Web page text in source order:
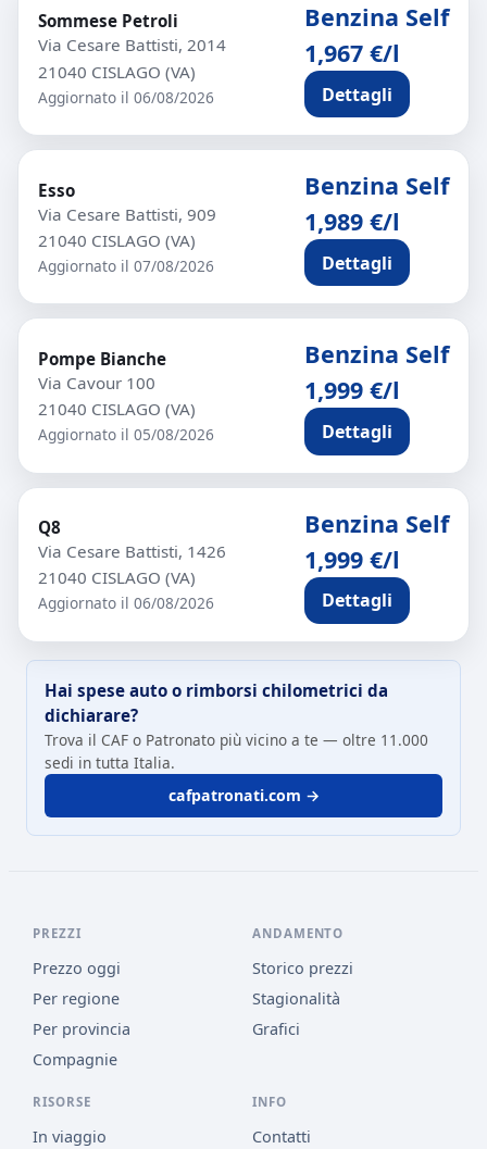
Sommese Petroli
Via Cesare Battisti, 2014
21040 CISLAGO (VA)
Aggiornato il 06/08/2026
Benzina Self
1,967 €/l
Dettagli
Esso
Via Cesare Battisti, 909
21040 CISLAGO (VA)
Aggiornato il 07/08/2026
Benzina Self
1,989 €/l
Dettagli
Pompe Bianche
Via Cavour 100
21040 CISLAGO (VA)
Aggiornato il 05/08/2026
Benzina Self
1,999 €/l
Dettagli
Q8
Via Cesare Battisti, 1426
21040 CISLAGO (VA)
Aggiornato il 06/08/2026
Benzina Self
1,999 €/l
Dettagli
Hai spese auto o rimborsi chilometrici da
dichiarare?
Trova il CAF o Patronato più vicino a te — oltre 11.000
sedi in tutta Italia.
cafpatronati.com →
PREZZI
Prezzo oggi
Per regione
Per provincia
Compagnie
ANDAMENTO
Storico prezzi
Stagionalità
Grafici
RISORSE
In viaggio
INFO
Contatti